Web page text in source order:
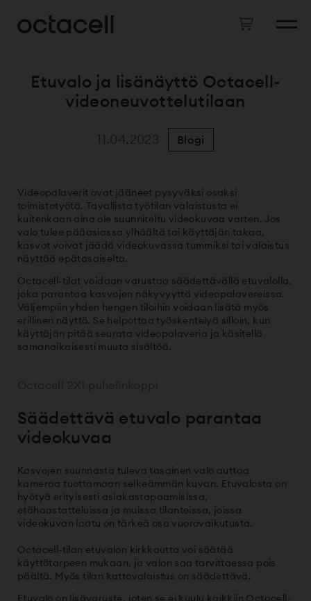
Etuvalo ja lisänäyttö Octacell-
videoneuvottelutilaan
11.04.2023 Blogi
Videopalaverit ovat jääneet pysyväksi osaksi
toimistotyötä. Tavallista työtilan valaistusta ei
kuitenkaan aina ole suunniteltu videokuvaa varten. Jos
valo tulee pääasiassa ylhäältä tai käyttäjän takaa,
kasvot voivat jäädä videokuvassa tummiksi tai valaistus
näyttää epätasaiselta.
Octacell-tilat voidaan varustaa säädettävällä etuvalolla,
joka parantaa kasvojen näkyvyyttä videopalavereissa.
Väljempiin yhden hengen tiloihin voidaan lisätä myös
erillinen näyttö. Se helpottaa työskentelyä silloin, kun
käyttäjän pitää seurata videopalaveria ja käsitellä
samanaikaisesti muuta sisältöä.
Säädettävä etuvalo parantaa
videokuvaa
Kasvojen suunnasta tuleva tasainen valo auttaa
kameraa tuottamaan selkeämmän kuvan. Etuvalosta on
hyötyä erityisesti asiakastapaamisissa,
etähaastatteluissa ja muissa tilanteissa, joissa
videokuvan laatu on tärkeä osa vuorovaikutusta.
Octacell-tilan etuvalon kirkkautta voi säätää
käyttötarpeen mukaan, ja valon saa tarvittaessa pois
päältä. Myös tilan kattovalaistus on säädettävä.
Etuvalo on lisävaruste, joten se ei kuulu kaikkiin Octacell-